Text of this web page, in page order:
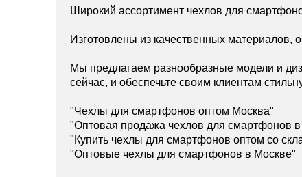
Широкий ассортимент чехлов для
Изготовлены из качественных материалов,
Мы предлагаем разнообразные модели и
сейчас, и обеспечьте своим клиентам
"Чехлы для смартфонов оптом Москва"
"Оптовая продажа чехлов для смартфонов
"Купить чехлы для смартфонов оптом со
"Оптовые чехлы для смартфонов в Москве"